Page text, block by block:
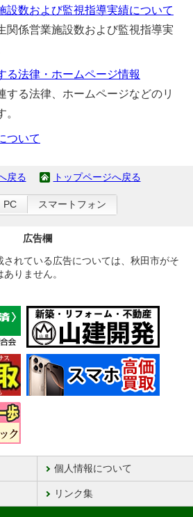
設数および監視指導実績について
関係営業施設数および監視指導実
る法律・ホームページ情報
する法律、ホームページなどのリ
ついて
戻る トップページへ戻る
PC スマートフォン
広告欄
れている広告については、秋田市がそ
りません。
個人情報について
リンク集